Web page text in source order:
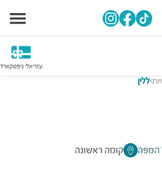
עזריאלי גיפטקארד
>ללין
המפה קומה ראשונה